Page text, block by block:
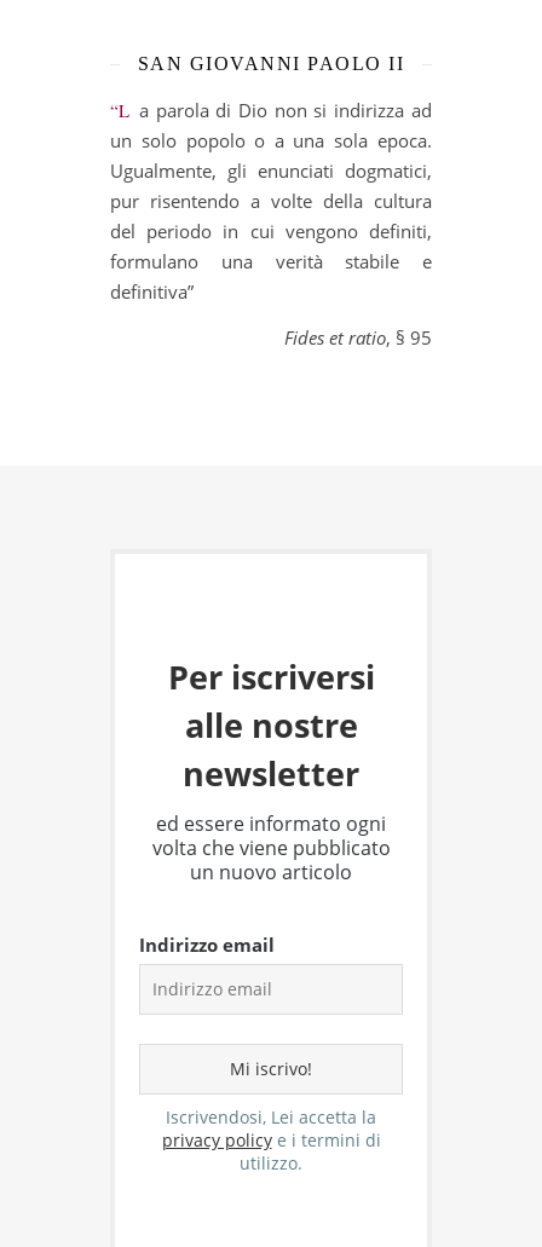
SAN GIOVANNI PAOLO II
“La parola di Dio non si indirizza ad
un solo popolo o a una sola epoca.
Ugualmente, gli enunciati dogmatici,
pur risentendo a volte della cultura
del periodo in cui vengono definiti,
formulano una verità stabile e
definitiva”
Fides et ratio, § 95
Per iscriversi
alle nostre
newsletter
ed essere informato ogni
volta che viene pubblicato
un nuovo articolo
Indirizzo email
Iscrivendosi, Lei accetta la
privacy policye i termini di
utilizzo.